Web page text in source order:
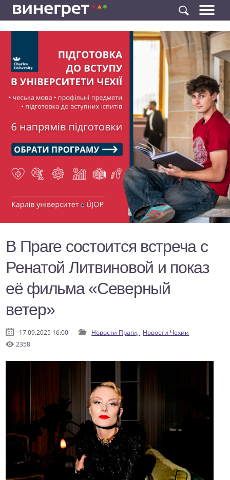
В Праге состоится встреча с
Ренатой Литвиновой и показ
её фильма «Северный
ветер»
17.09.2025 16:00 Новости Праги, Новости Чехии
2358